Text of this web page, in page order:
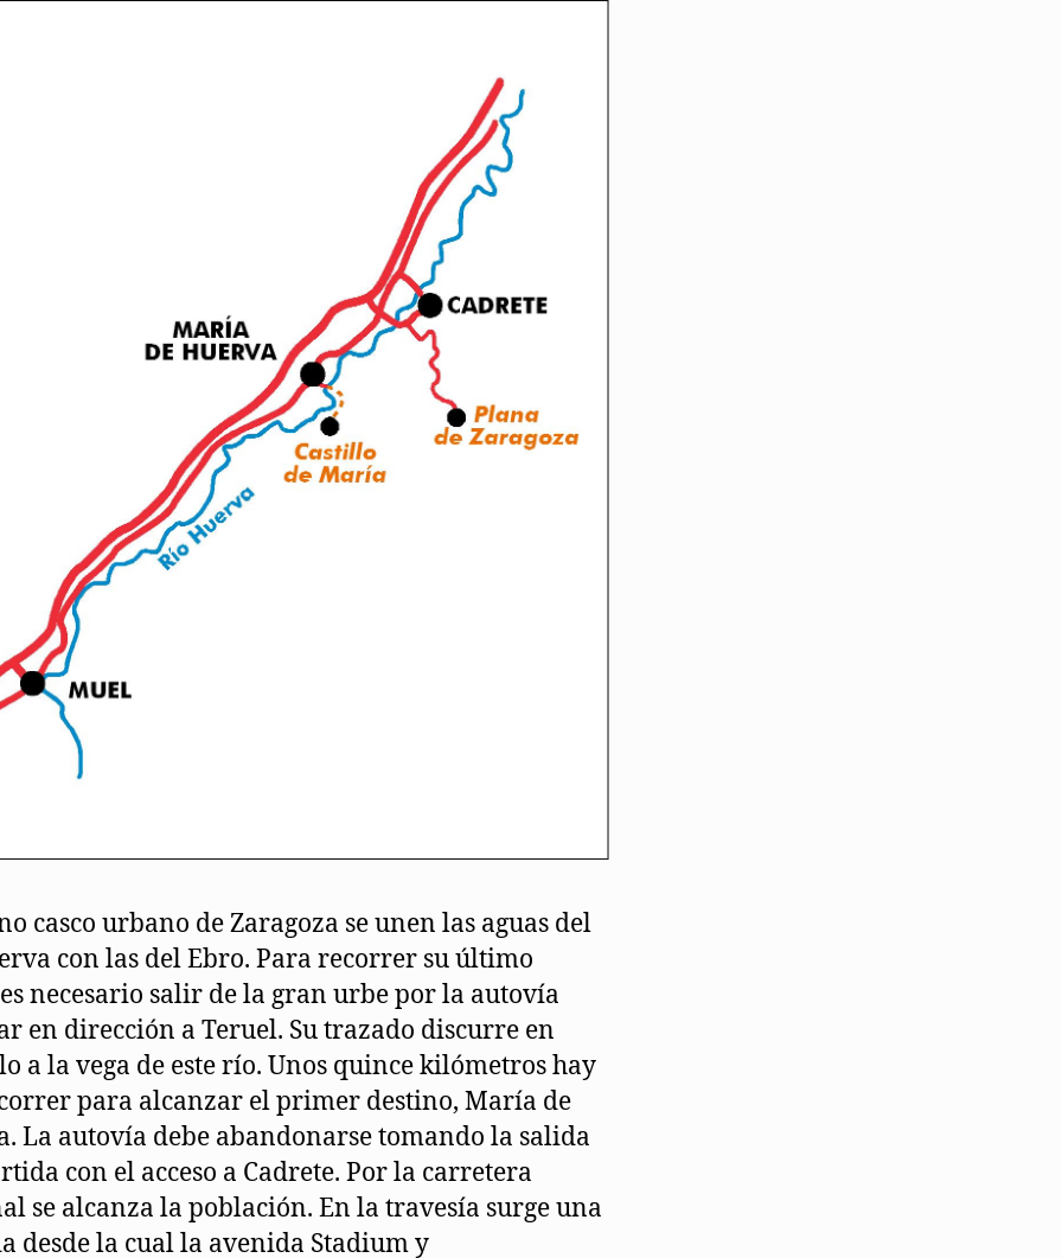
casco urbano de Zaragoza se unen las aguas del
con las del Ebro. Para recorrer su último
necesario salir de la gran urbe por la autovía
en dirección a Teruel. Su trazado discurre en
a la vega de este río. Unos quince kilómetros hay
para alcanzar el primer destino, María de
La autovía debe abandonarse tomando la salida
con el acceso a Cadrete. Por la carretera
se alcanza la población. En la travesía surge una
desde la cual la avenida Stadium y